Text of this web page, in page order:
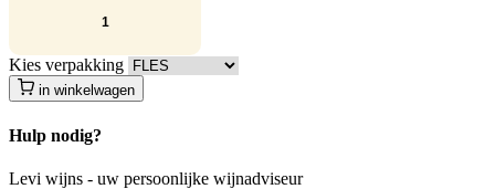
Kies verpakking
in winkelwagen
Hulp nodig?
Levi wijns - uw persoonlijke wijnadviseur